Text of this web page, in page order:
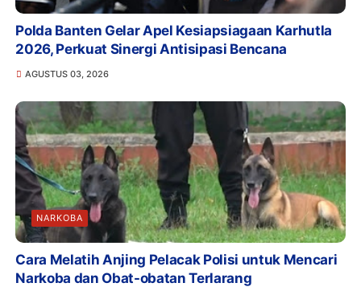
Polda Banten Gelar Apel Kesiapsiagaan Karhutla
2026, Perkuat Sinergi Antisipasi Bencana
AGUSTUS 03, 2026
NARKOBA
Cara Melatih Anjing Pelacak Polisi untuk Mencari
Narkoba dan Obat-obatan Terlarang